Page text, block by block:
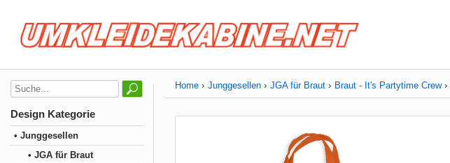
Design Kategorie
• Junggesellen
• JGA für Braut
Home Junggesellen JGA für Braut Braut - It's Partytime Crew